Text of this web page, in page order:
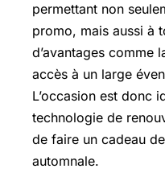
permettant non
promo, mais aussi à
d’avantages comme
accès à un large
L’occasion est donc
technologie de
de faire un cadeau
automnale.